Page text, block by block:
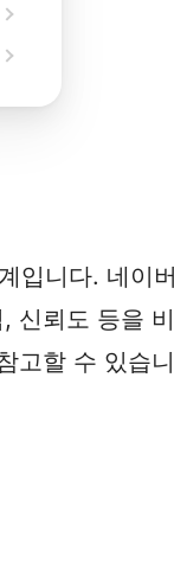
입니다. 네이
신뢰도 등을
고할 수 있습